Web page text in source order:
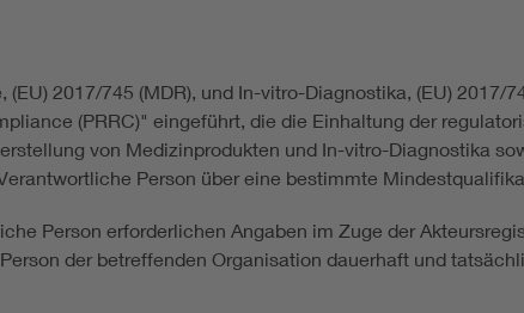
2017/745 (MDR), und In-vitro-Diagnostika, (EU) 2017/
(PRRC)" eingeführt, die die Einhaltung der
von Medizinprodukten und In-vitro-Diagnostika
Person über eine bestimmte
Person erforderlichen Angaben im Zuge der
der betreffenden Organisation dauerhaft und